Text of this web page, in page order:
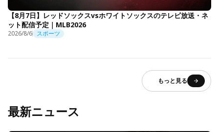
【8月7日】レッドソックスvsホワイトソックスのテレビ放送・ネ
ット配信予定｜MLB2026
2026/8/6 スポーツ
もっと見る
最新ニュース